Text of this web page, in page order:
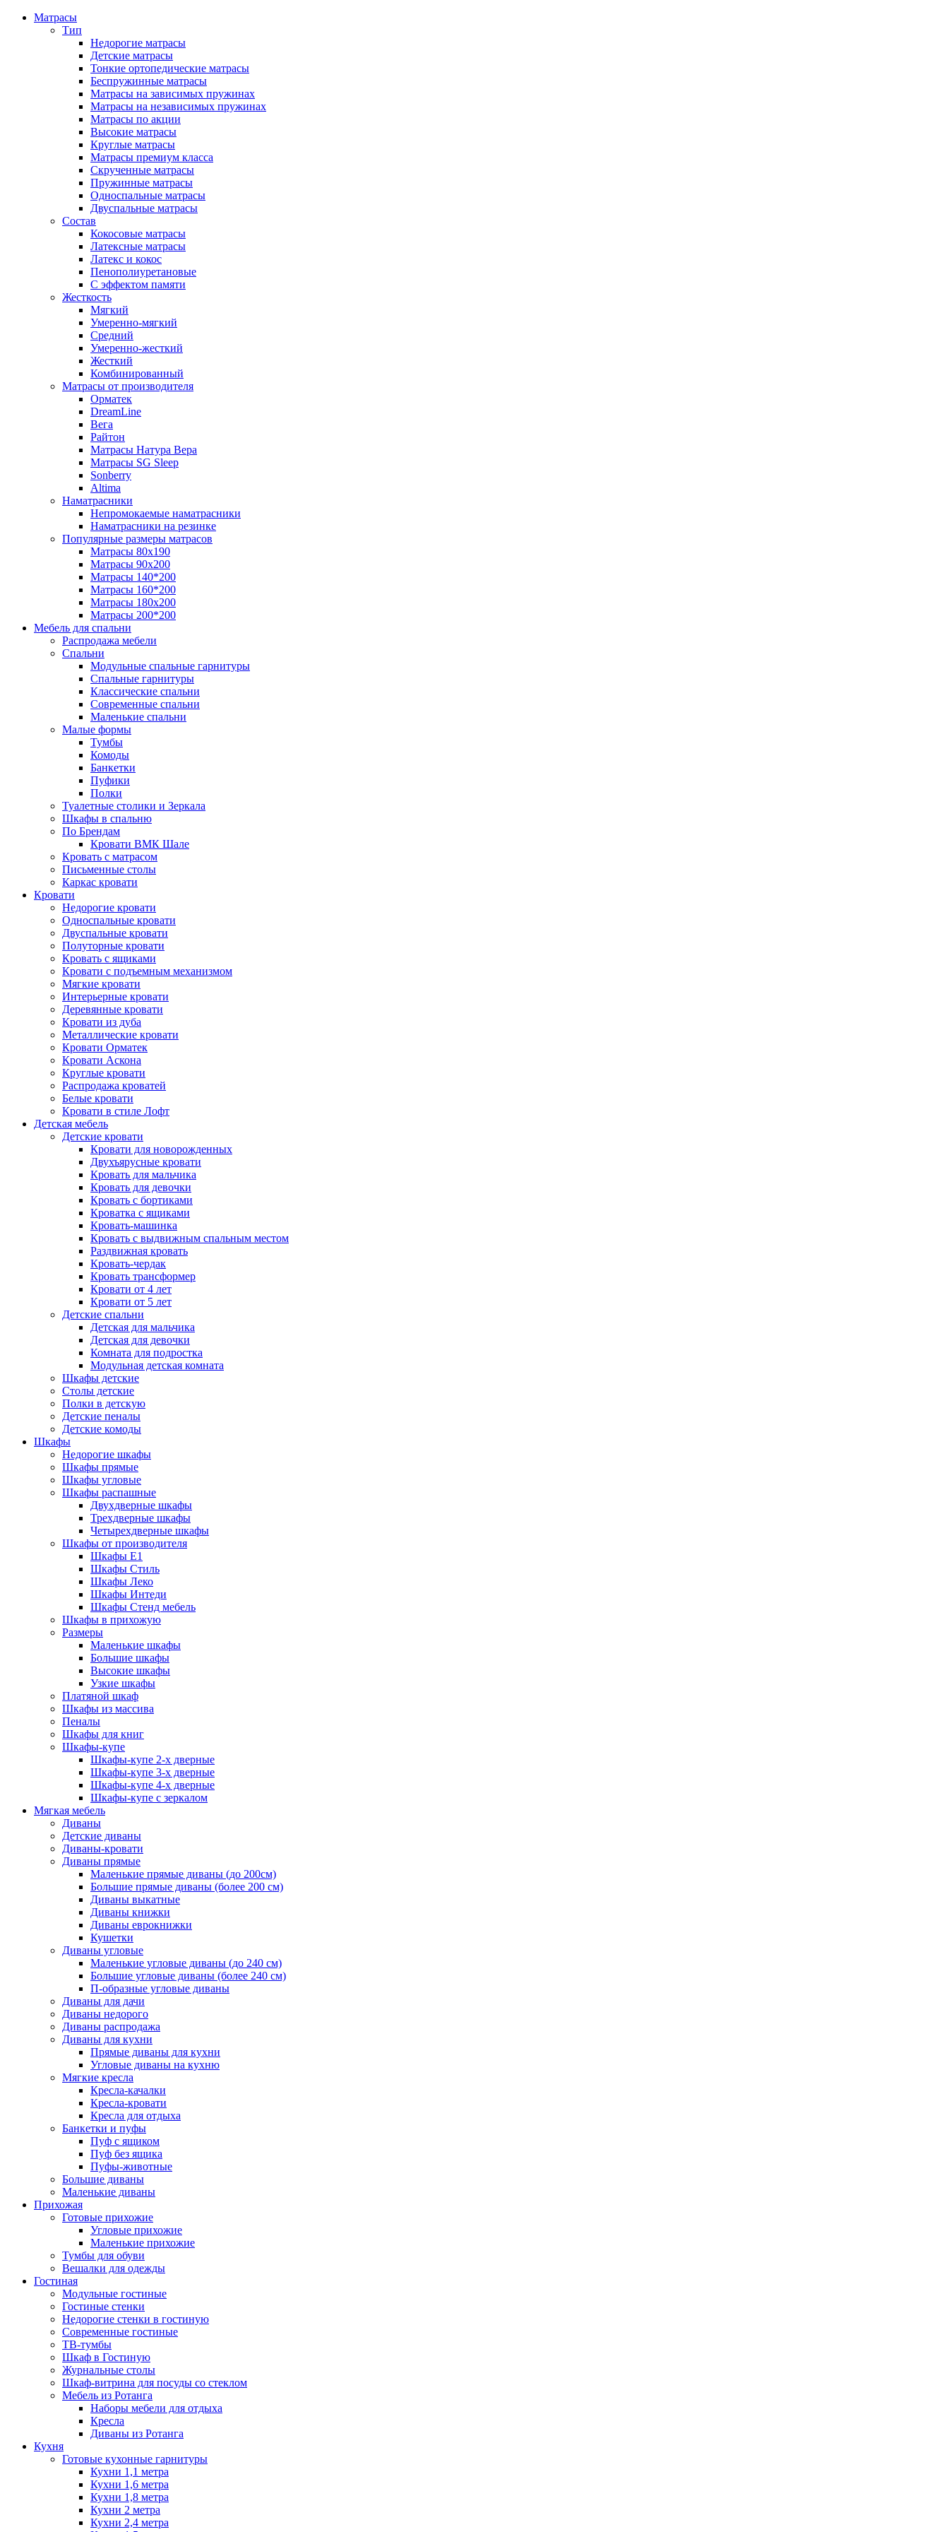
Матрасы
Тип
Недорогие матрасы
Детские матрасы
Тонкие ортопедические матрасы
Беспружинные матрасы
Матрасы на зависимых пружинах
Матрасы на независимых пружинах
Матрасы по акции
Высокие матрасы
Круглые матрасы
Матрасы премиум класса
Скрученные матрасы
Пружинные матрасы
Односпальные матрасы
Двуспальные матрасы
Состав
Кокосовые матрасы
Латексные матрасы
Латекс и кокос
Пенополиуретановые
С эффектом памяти
Жесткость
Мягкий
Умеренно-мягкий
Средний
Умеренно-жесткий
Жесткий
Комбинированный
Матрасы от производителя
Орматек
DreamLine
Вега
Райтон
Матрасы Натура Вера
Матрасы SG Sleep
Sonberry
Altima
Наматрасники
Непромокаемые наматрасники
Наматрасники на резинке
Популярные размеры матрасов
Матрасы 80x190
Матрасы 90x200
Матрасы 140*200
Матрасы 160*200
Матрасы 180x200
Матрасы 200*200
Мебель для спальни
Распродажа мебели
Спальни
Модульные спальные гарнитуры
Спальные гарнитуры
Классические спальни
Современные спальни
Маленькие спальни
Малые формы
Тумбы
Комоды
Банкетки
Пуфики
Полки
Туалетные столики и Зеркала
Шкафы в спальню
По Брендам
Кровати ВМК Шале
Кровать с матрасом
Письменные столы
Каркас кровати
Кровати
Недорогие кровати
Односпальные кровати
Двуспальные кровати
Полуторные кровати
Кровать с ящиками
Кровати с подъемным механизмом
Мягкие кровати
Интерьерные кровати
Деревянные кровати
Кровати из дуба
Металлические кровати
Кровати Орматек
Кровати Аскона
Круглые кровати
Распродажа кроватей
Белые кровати
Кровати в стиле Лофт
Детская мебель
Детские кровати
Кровати для новорожденных
Двухъярусные кровати
Кровать для мальчика
Кровать для девочки
Кровать с бортиками
Кроватка с ящиками
Кровать-машинка
Кровать с выдвижным спальным местом
Раздвижная кровать
Кровать-чердак
Кровать трансформер
Кровати от 4 лет
Кровати от 5 лет
Детские спальни
Детская для мальчика
Детская для девочки
Комната для подростка
Модульная детская комната
Шкафы детские
Столы детские
Полки в детскую
Детские пеналы
Детские комоды
Шкафы
Недорогие шкафы
Шкафы прямые
Шкафы угловые
Шкафы распашные
Двухдверные шкафы
Трехдверные шкафы
Четырехдверные шкафы
Шкафы от производителя
Шкафы E1
Шкафы Стиль
Шкафы Леко
Шкафы Интеди
Шкафы Стенд мебель
Шкафы в прихожую
Размеры
Маленькие шкафы
Большие шкафы
Высокие шкафы
Узкие шкафы
Платяной шкаф
Шкафы из массива
Пеналы
Шкафы для книг
Шкафы-купе
Шкафы-купе 2-х дверные
Шкафы-купе 3-х дверные
Шкафы-купе 4-х дверные
Шкафы-купе с зеркалом
Мягкая мебель
Диваны
Детские диваны
Диваны-кровати
Диваны прямые
Маленькие прямые диваны (до 200см)
Большие прямые диваны (более 200 см)
Диваны выкатные
Диваны книжки
Диваны еврокнижки
Кушетки
Диваны угловые
Маленькие угловые диваны (до 240 см)
Большие угловые диваны (более 240 см)
П-образные угловые диваны
Диваны для дачи
Диваны недорого
Диваны распродажа
Диваны для кухни
Прямые диваны для кухни
Угловые диваны на кухню
Мягкие кресла
Кресла-качалки
Кресла-кровати
Кресла для отдыха
Банкетки и пуфы
Пуф с ящиком
Пуф без ящика
Пуфы-животные
Большие диваны
Маленькие диваны
Прихожая
Готовые прихожие
Угловые прихожие
Маленькие прихожие
Тумбы для обуви
Вешалки для одежды
Гостиная
Модульные гостиные
Гостиные стенки
Недорогие стенки в гостиную
Современные гостиные
ТВ-тумбы
Шкаф в Гостиную
Журнальные столы
Шкаф-витрина для посуды со стеклом
Мебель из Ротанга
Наборы мебели для отдыха
Кресла
Диваны из Ротанга
Кухня
Готовые кухонные гарнитуры
Кухни 1,1 метра
Кухни 1,6 метра
Кухни 1,8 метра
Кухни 2 метра
Кухни 2,4 метра